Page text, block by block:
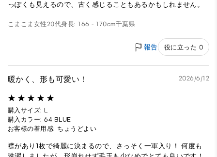
っぽくも見えるので、古く感じることもあるかもしれません。
こまこま 女性20代身長: 166 - 170cm千葉県
報告 役に立った 0
暖かく、形も可愛い！ 2026/6/12
購入サイズ: L
購入カラー: 64 BLUE
お客様の着用感: ちょうどよい
襟があり1枚で綺麗に決まるので、さっそく一軍入り！ 何度も